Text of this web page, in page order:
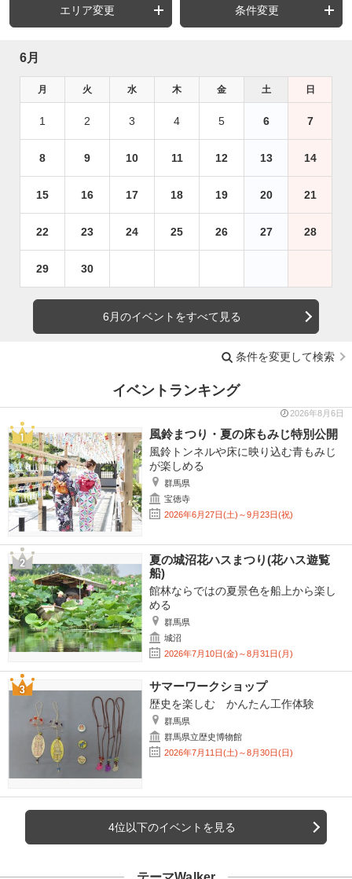
エリア変更 条件変更
6月
月 火 水 木 金 土 日
1 2 3 4 5 6 7
8 9 10 11 12 13 14
15 16 17 18 19 20 21
22 23 24 25 26 27 28
29 30
6月のイベントをすべて見る
条件を変更して検索
イベントランキング
2026年8月6日
風鈴まつり・夏の床もみじ特別公開
風鈴トンネルや床に映り込む青もみじ
が楽しめる
群馬県
宝徳寺
2026年6月27日(土)～9月23日(祝)
夏の城沼花ハスまつり(花ハス遊覧
船)
館林ならではの夏景色を船上から楽し
める
群馬県
城沼
2026年7月10日(金)～8月31日(月)
サマーワークショップ
歴史を楽しむ かんたん工作体験
群馬県
群馬県立歴史博物館
2026年7月11日(土)～8月30日(日)
4位以下のイベントを見る